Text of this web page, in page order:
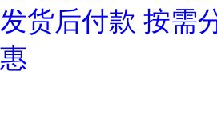
发货后付款 按需
惠